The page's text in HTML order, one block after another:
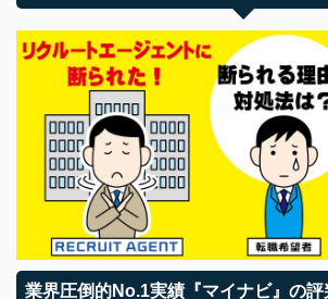
業界圧倒的No.1実績『マイナビ』の